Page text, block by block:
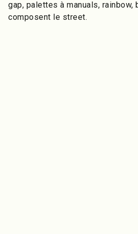
gap, palettes à manuals,
composent le street.